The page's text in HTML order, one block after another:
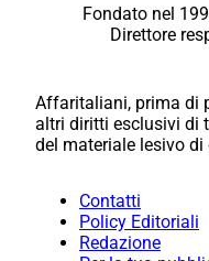
Fondato nel
Direttore
Affaritaliani, prima di
altri diritti esclusivi di
del materiale lesivo
Contatti
Policy Editoriali
Redazione